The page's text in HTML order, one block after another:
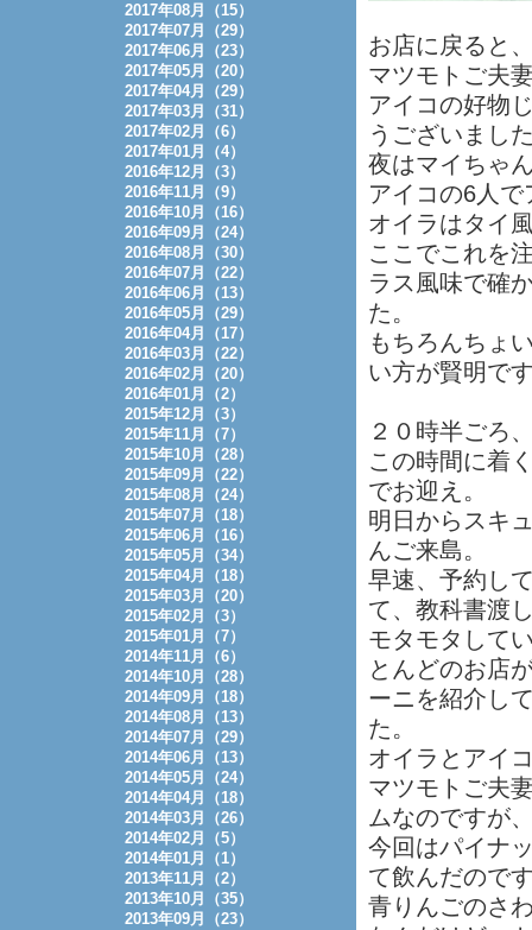
お店に戻ると
マツモトご夫
アイコの好物
うございまし
夜はマイちゃ
アイコの6人
オイラはタイ
ここでこれを
ラス風味で確
た。
もちろんちょ
い方が賢明で
２０時半ごろ
この時間に着
でお迎え。
明日からスキ
んご来島。
早速、予約し
て、教科書渡
モタモタして
とんどのお店
ーニを紹介し
た。
オイラとアイ
マツモトご夫
ムなのですが
今回はパイナ
て飲んだので
青りんごのさ
2017年08月（15）
2017年07月（29）
2017年06月（23）
2017年05月（20）
2017年04月（29）
2017年03月（31）
2017年02月（6）
2017年01月（4）
2016年12月（3）
2016年11月（9）
2016年10月（16）
2016年09月（24）
2016年08月（30）
2016年07月（22）
2016年06月（13）
2016年05月（29）
2016年04月（17）
2016年03月（22）
2016年02月（20）
2016年01月（2）
2015年12月（3）
2015年11月（7）
2015年10月（28）
2015年09月（22）
2015年08月（24）
2015年07月（18）
2015年06月（16）
2015年05月（34）
2015年04月（18）
2015年03月（20）
2015年02月（3）
2015年01月（7）
2014年11月（6）
2014年10月（28）
2014年09月（18）
2014年08月（13）
2014年07月（29）
2014年06月（13）
2014年05月（24）
2014年04月（18）
2014年03月（26）
2014年02月（5）
2014年01月（1）
2013年11月（2）
2013年10月（35）
2013年09月（23）